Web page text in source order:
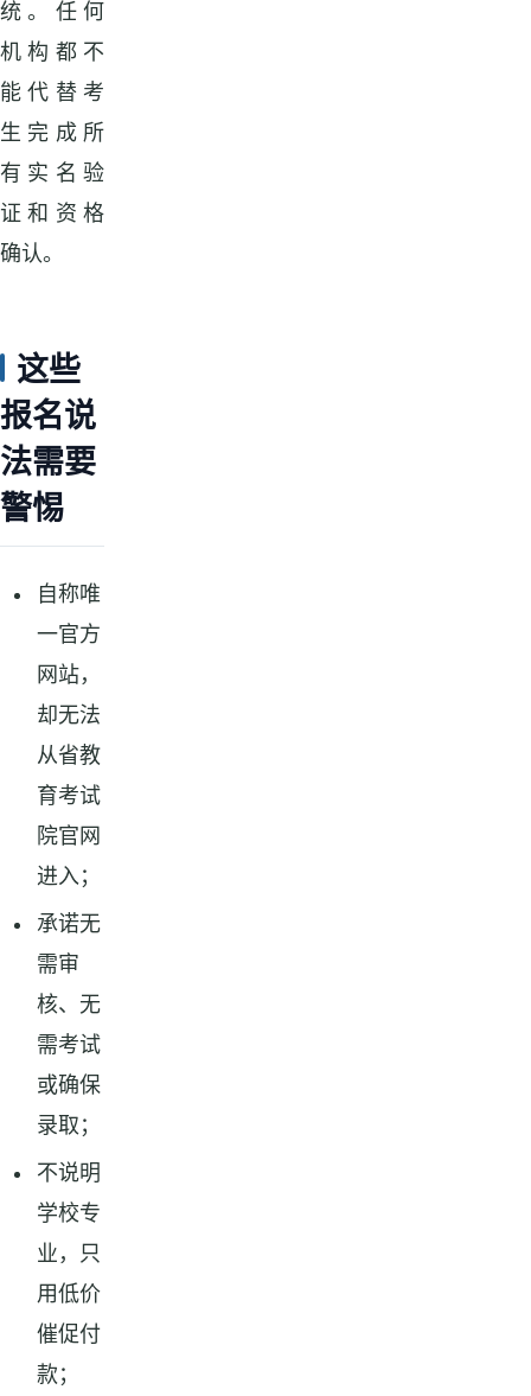
统。任何
机构都不
能代替考
生完成所
有实名验
证和资格
确认。
这些
报名说
法需要
警惕
自称唯
一官方
网站，
却无法
从省教
育考试
院官网
进入；
承诺无
需审
核、无
需考试
或确保
录取；
不说明
学校专
业，只
用低价
催促付
款；